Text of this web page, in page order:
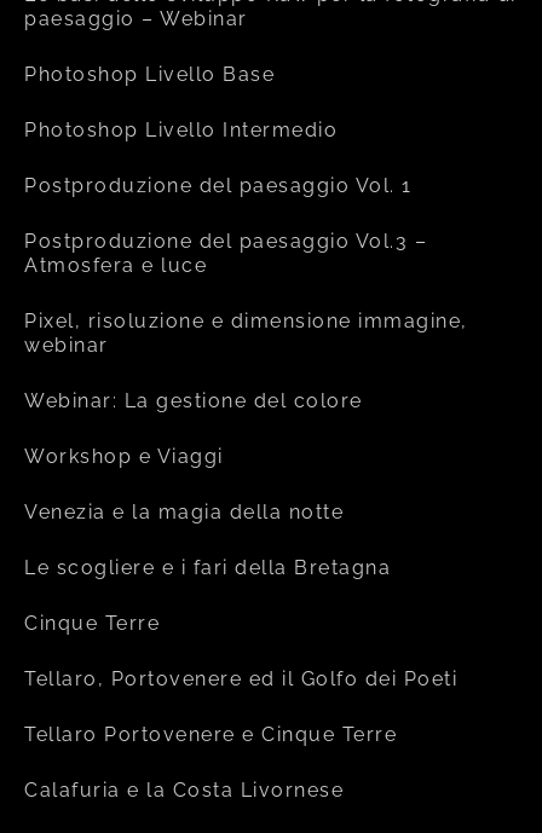
paesaggio – Webinar
Photoshop Livello Base
Photoshop Livello Intermedio
Postproduzione del paesaggio Vol. 1
Postproduzione del paesaggio Vol.3 –
Atmosfera e luce
Pixel, risoluzione e dimensione immagine,
webinar
Webinar: La gestione del colore
Workshop e Viaggi
Venezia e la magia della notte
Le scogliere e i fari della Bretagna
Cinque Terre
Tellaro, Portovenere ed il Golfo dei Poeti
Tellaro Portovenere e Cinque Terre
Calafuria e la Costa Livornese